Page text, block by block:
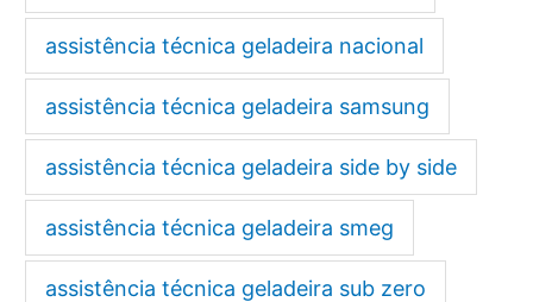
assistência técnica geladeira nacional
assistência técnica geladeira samsung
assistência técnica geladeira side by side
assistência técnica geladeira smeg
assistência técnica geladeira sub zero